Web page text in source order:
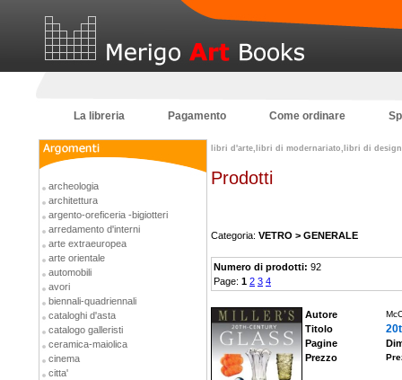
La libreria Pagamento Come ordinare
archeologia
architettura
argento-oreficeria -bigiotteri
arredamento d'interni
arte extraeuropea
arte orientale
automobili
avori
biennali-quadriennali
cataloghi d'asta
catalogo galleristi
ceramica-maiolica
cinema
citta'
libri d'arte,libri di modernariato,libri di
Prodotti
Categoria: VETRO > GENERALE
Numero di prodotti: 92
Page: 1 2 3 4
Autore
Titolo
Pagine
Prezzo